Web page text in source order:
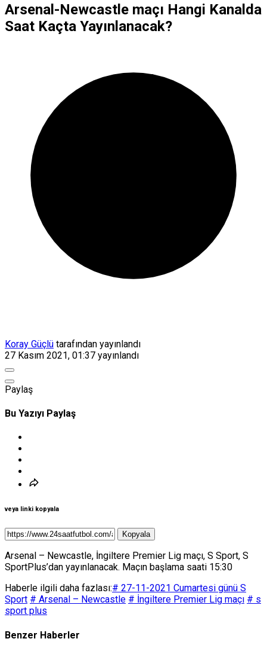
Arsenal-Newcastle maçı Hangi Kanalda
Saat Kaçta Yayınlanacak?
Koray Güçlü tarafından yayınlandı
27 Kasım 2021, 01:37 yayınlandı
Paylaş
Bu Yazıyı Paylaş
veya linki kopyala
Kopyala
Arsenal – Newcastle, İngiltere Premier Lig maçı, S Sport, S
SportPlus’dan yayınlanacak. Maçın başlama saati 15:30
Haberle ilgili daha fazlası:# 27-11-2021 Cumartesi günü S
Sport # Arsenal – Newcastle # İngiltere Premier Lig maçı # s
sport plus
Benzer Haberler